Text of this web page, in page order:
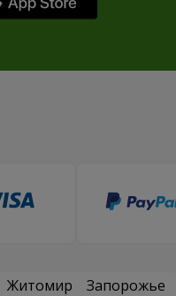
Житомир Запорожье